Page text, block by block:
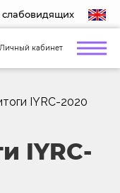
Личный кабинет
IYRC-2020
IYRC-